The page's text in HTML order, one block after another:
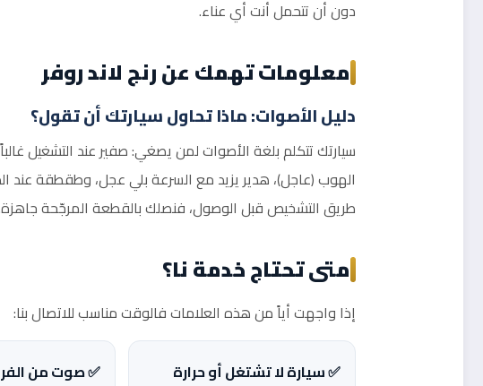
دون أن تتحمل أنت أي عناء.
معلومات تهمك عن رنج لاند روفر
دليل الأصوات: ماذا تحاول سيارتك أن تقول؟
سيارتك تتكلم بلغة الأصوات لمن يصغي: صفير عند التشغيل
الهوب (عاجل)، هدير يزيد مع السرعة بلي عجل، وطقطقة عند
طريق التشخيص قبل الوصول، فنصلك بالقطعة المرجّحة
متى تحتاج خدمة نا؟
إذا واجهت أياً من هذه العلامات فالوقت مناسب للاتصال بنا:
✅ سيارة لا تشتغل أو حرارة
✅ صوت من